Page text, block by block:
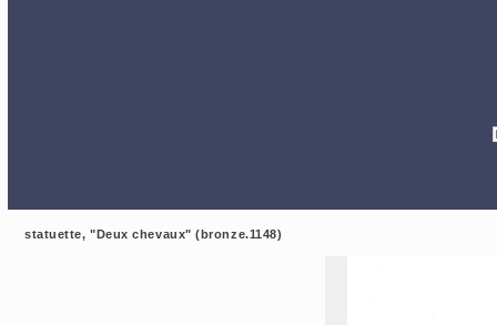
statuette, "Deux chevaux" (bronze.1148)